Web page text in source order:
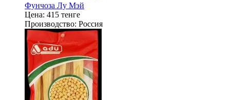
Фунчоза Лу Мэй
Цена: 415 тенге
Производство: Россия